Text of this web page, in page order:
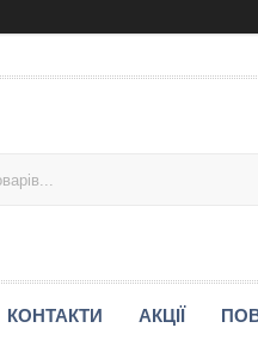
КОНТАКТИ АКЦІЇ